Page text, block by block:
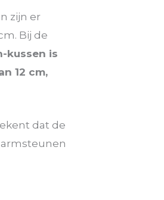
zijn er
Bij de
kussen is
12 cm,
dat de